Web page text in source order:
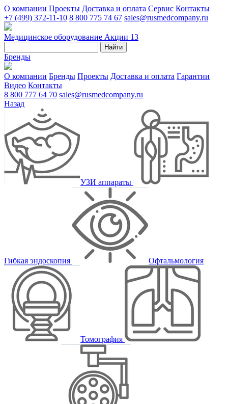
О компании Проекты Доставка и оплата Сервис Контакты
+7 (499) 372-11-10 8 800 775 74 67 sales@rusmedcompany.ru
Медицинское оборудование Акции 13
Найти
Бренды
О компании Бренды Проекты Доставка и оплата Гарантии
Видео Контакты
8 800 777 64 70 sales@rusmedcompany.ru
Назад
УЗИ аппараты
Гибкая эндоскопия Офтальмология
Томография